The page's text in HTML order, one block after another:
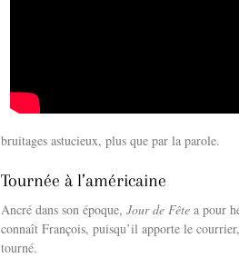
bruitages astucieux, plus que par la parole.
Tournée à l’américaine
Ancré dans son époque, Jour de Fête a pour
connaît François, puisqu’il apporte le
tourné.